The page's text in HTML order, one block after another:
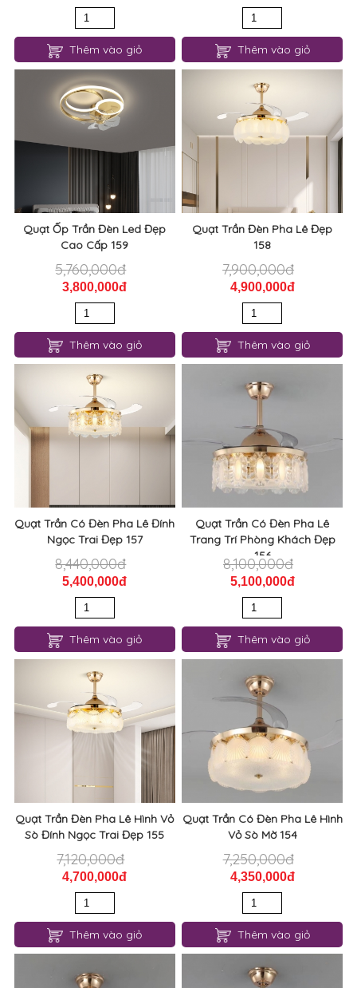
Thêm vào giỏ Thêm vào giỏ
Quạt Ốp Trần Đèn Led Đẹp
Cao Cấp 159
5,760,000đ
3,800,000đ
Thêm vào giỏ
Quạt Trần Đèn Pha Lê Đẹp
158
7,900,000đ
4,900,000đ
Thêm vào giỏ
Quạt Trần Có Đèn Pha Lê Đính
Ngọc Trai Đẹp 157
8,440,000đ
5,400,000đ
Thêm vào giỏ
Quạt Trần Có Đèn Pha Lê
Trang Trí Phòng Khách Đẹp
156
8,100,000đ
5,100,000đ
Thêm vào giỏ
Quạt Trần Đèn Pha Lê Hình Vỏ
Sò Đính Ngọc Trai Đẹp 155
7,120,000đ
4,700,000đ
Thêm vào giỏ
Quạt Trần Có Đèn Pha Lê Hình
Vỏ Sò Mờ 154
7,250,000đ
4,350,000đ
Thêm vào giỏ